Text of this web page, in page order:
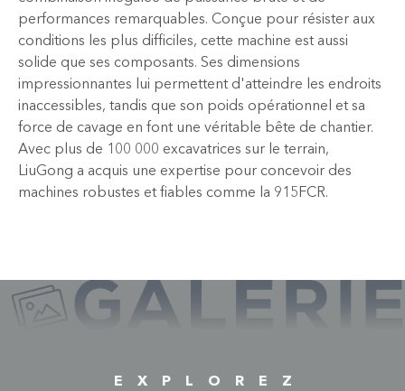
performances remarquables. Conçue pour résister aux
conditions les plus difficiles, cette machine est aussi
solide que ses composants. Ses dimensions
impressionnantes lui permettent d'atteindre les endroits
inaccessibles, tandis que son poids opérationnel et sa
force de cavage en font une véritable bête de chantier.
Avec plus de 100 000 excavatrices sur le terrain,
LiuGong a acquis une expertise pour concevoir des
machines robustes et fiables comme la 915FCR.
E X P L O R E Z